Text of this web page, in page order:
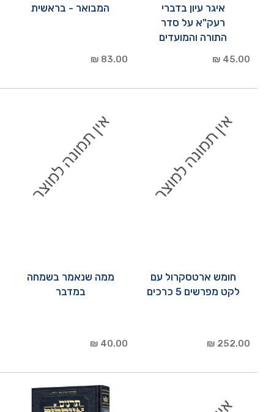
המבואר - בראשית
83.00 ₪
איגר עיון בדברי
רעק"א על סדר
התורה והמועדים
45.00 ₪
ממה שנאמר בשמחה
במדבר
40.00 ₪
חומש ארטסקרול עם
לקט מפרשים 5 כרכים
252.00 ₪